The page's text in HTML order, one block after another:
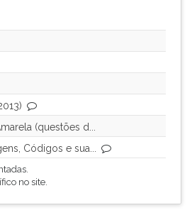
(questões d...
Códigos e sua...
no site.